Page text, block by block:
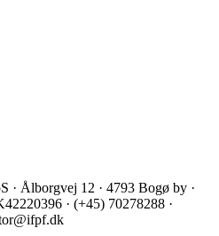
· Ålborgvej 12 · 4793 Bogø by ·
· (+45) 70278288 ·